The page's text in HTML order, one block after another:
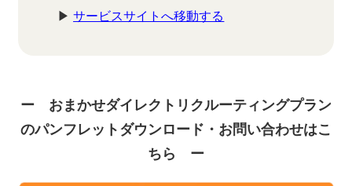
▶サービスサイトへ移動する
ー おまかせダイレクトリクルーティングプラン
のパンフレットダウンロード・お問い合わせはこ
ちら ー